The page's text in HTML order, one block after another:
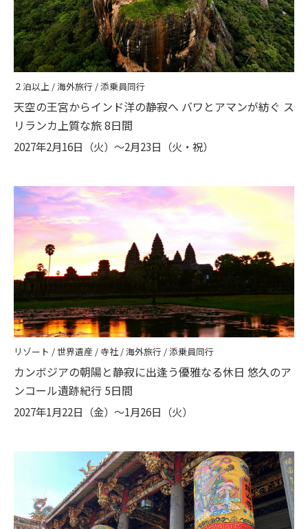
２泊以上 / 海外旅行 / 添乗員同行
天空の王宮からインド洋の静寂へ バワとアマンが紡ぐ ス
リランカ上質な旅 8日間
2027年2月16日（火）〜2月23日（火・祝）
リゾート / 世界遺産 / 寺社 / 海外旅行 / 添乗員同行
カンボジアの朝陽と静寂に出逢う優雅なる休日 悠久のア
ンコール遺跡紀行 5日間
2027年1月22日（金）〜1月26日（火）